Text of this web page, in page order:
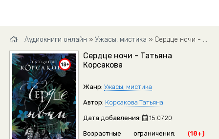
Аудиокниги онлайн » Ужасы, мистика » Сердце ночи - Татьяна Корсакова
Сердце ночи - Татьяна
Корсакова
Жанр: Ужасы, мистика
Автор: Корсакова Татьяна
Дата добавления: 15.07.20
Возрастные ограничения:
(18+)